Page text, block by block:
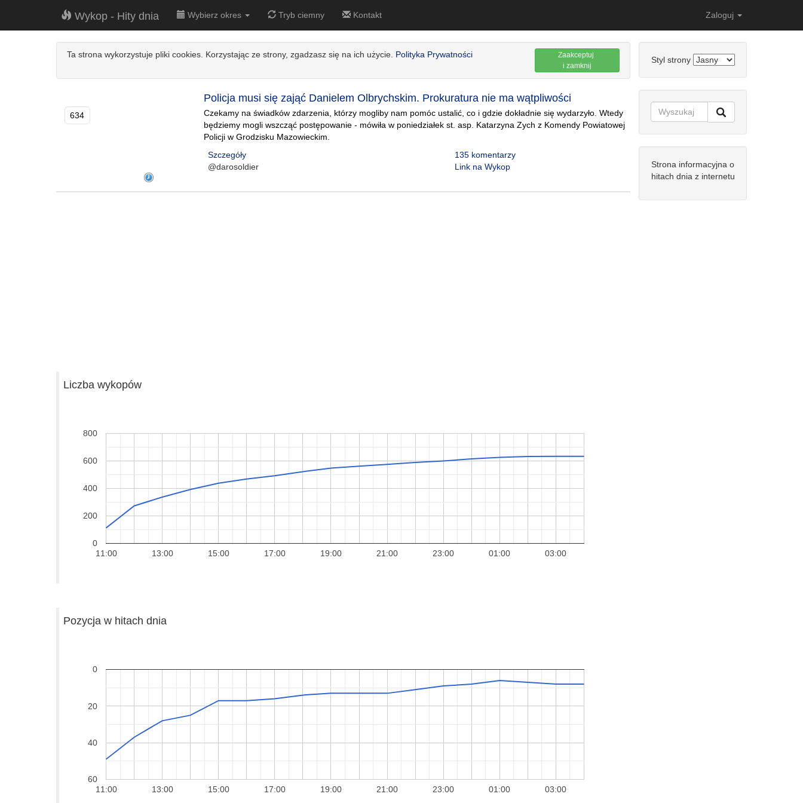
Wykop - Hity dnia Wybierz okres Tryb ciemny Kontakt Zaloguj
Ta strona wykorzystuje pliki cookies. Korzystając ze strony, zgadzasz się na ich użycie. Polityka Prywatności
Zaakceptuj
i zamknij
634
Policja musi się zająć Danielem Olbrychskim. Prokuratura nie ma wątpliwości
Czekamy na świadków zdarzenia, którzy mogliby nam pomóc ustalić, co i gdzie dokładnie się wydarzyło. Wtedy
będziemy mogli wszcząć postępowanie - mówiła w poniedziałek st. asp. Katarzyna Zych z Komendy Powiatowej
Policji w Grodzisku Mazowieckim.
Szczegóły
@darosoldier
135 komentarzy
Link na Wykop
Liczba wykopów
11:00 13:00 15:00 17:00 19:00 21:00 23:00 01:00 03:00
0
200
400
600
800
Pozycja w hitach dnia
11:00 13:00 15:00 17:00 19:00 21:00 23:00 01:00 03:00
0
20
40
60
Styl strony
Strona informacyjna o
hitach dnia z internetu